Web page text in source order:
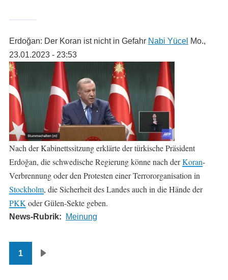
Erdoğan: Der Koran ist nicht in Gefahr Nabi Yücel Mo.,
23.01.2023 - 23:53
Nach der Kabinettssitzung erklärte der türkische Präsident
Erdoğan, die schwedische Regierung könne nach derKoran-
Verbrennung oder den Protesten einer Terrororganisation in
Stockholm, die Sicherheit des Landes auch in die Hände der
PKK oder Gülen-Sekte geben.
News-Rubrik Meinung
Seitennummerierung
1